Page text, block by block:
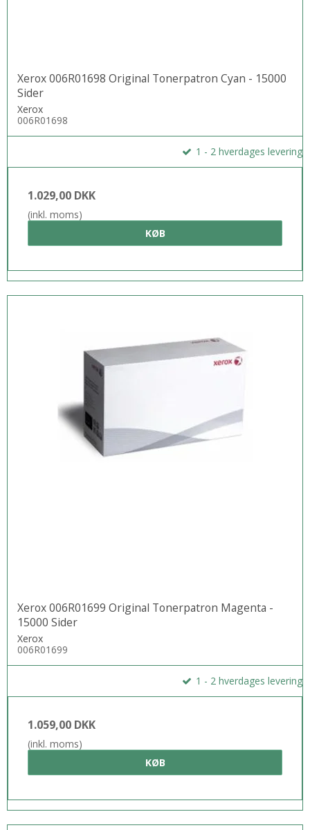
Xerox 006R01698 Original Tonerpatron Cyan - 15000
Sider
Xerox
006R01698
1 - 2 hverdages levering
1.029,00 DKK
(inkl. moms)
KØB
Xerox 006R01699 Original Tonerpatron Magenta -
15000 Sider
Xerox
006R01699
1 - 2 hverdages levering
1.059,00 DKK
(inkl. moms)
KØB